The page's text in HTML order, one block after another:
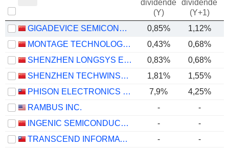
dividende
(Y)
dividende
(Y+1)
GIGADEVICE SEMICONDUCTOR INC. 0,85% 1,12%
MONTAGE TECHNOLOGY CO., LTD.
0,43% 0,68%
SHENZHEN LONGSYS ELECTRONICS CO., LTD.
0,83% 0,68%
SHENZHEN TECHWINSEMI TECHNOLOGY CO., LTD.
1,81%
1,55%
PHISON ELECTRONICS CORP.
7,9%
4,25%
RAMBUS INC.
- -
INGENIC SEMICONDUCTOR CO.,LTD.
- -
TRANSCEND INFORMATION, INC.
-
-